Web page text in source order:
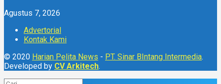
Agustus 7, 2026
Advertorial
Kontak Kami
© 2020 Harian Pelita News - PT. Sinar BIntang Intermedia.
Developed by CV Arkitech.